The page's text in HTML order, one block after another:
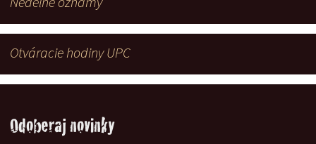
Otváracie hodiny UPC
Odoberaj novinky